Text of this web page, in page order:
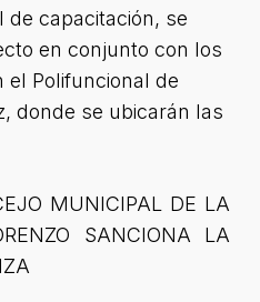
de capacitación, se
en conjunto con los
el Polifuncional de
donde se ubicarán las
MUNICIPAL DE LA
SANCIONA LA